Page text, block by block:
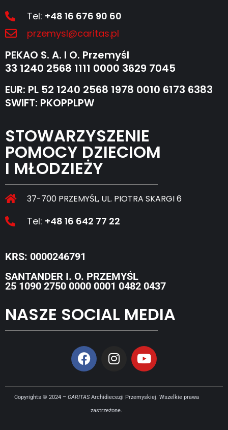
Tel: +48 16 676 90 60
przemysl@caritas.pl
PEKAO S. A. I O. Przemyśl
33 1240 2568 1111 0000 3629 7045
EUR: PL 52 1240 2568 1978 0010 6173 6383
SWIFT: PKOPPLPW
STOWARZYSZENIE
POMOCY DZIECIOM
I MŁODZIEŻY
37-700 PRZEMYŚL, UL. PIOTRA SKARGI 6
Tel: +48 16 642 77 22
KRS: 0000246791
SANTANDER I. O. PRZEMYŚL
25 1090 2750 0000 0001 0482 0437
NASZE SOCIAL MEDIA
Copyrights © 2024 – CARITASArchidiecezji Przemyskiej. Wszelkie prawa
zastrzeżone.